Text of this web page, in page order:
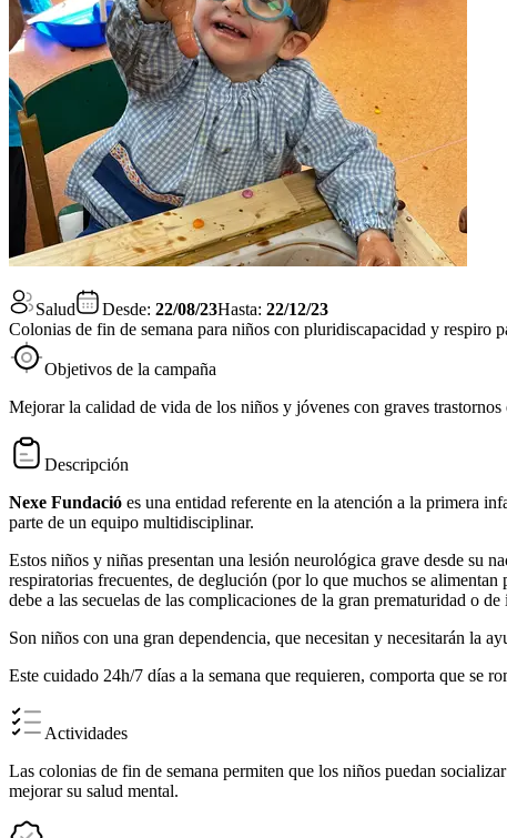
Salud Desde: 22/08/23Hasta: 22/12/23
Colonias de fin de semana para niños con pluridiscapacidad y respiro
Objetivos de la campaña
Mejorar la calidad de vida de los niños y jóvenes con graves trastornos
Descripción
Nexe Fundació es una entidad referente en la atención a la primera
parte de un equipo multidisciplinar.
Estos niños y niñas presentan una lesión neurológica grave desde su
respiratorias frecuentes, de deglución (por lo que muchos se
debe a las secuelas de las complicaciones de la gran prematuridad o
Son niños con una gran dependencia, que necesitan y necesitarán la
Este cuidado 24h/7 días a la semana que requieren, comporta que se
Actividades
Las colonias de fin de semana permiten que los niños puedan
mejorar su salud mental.